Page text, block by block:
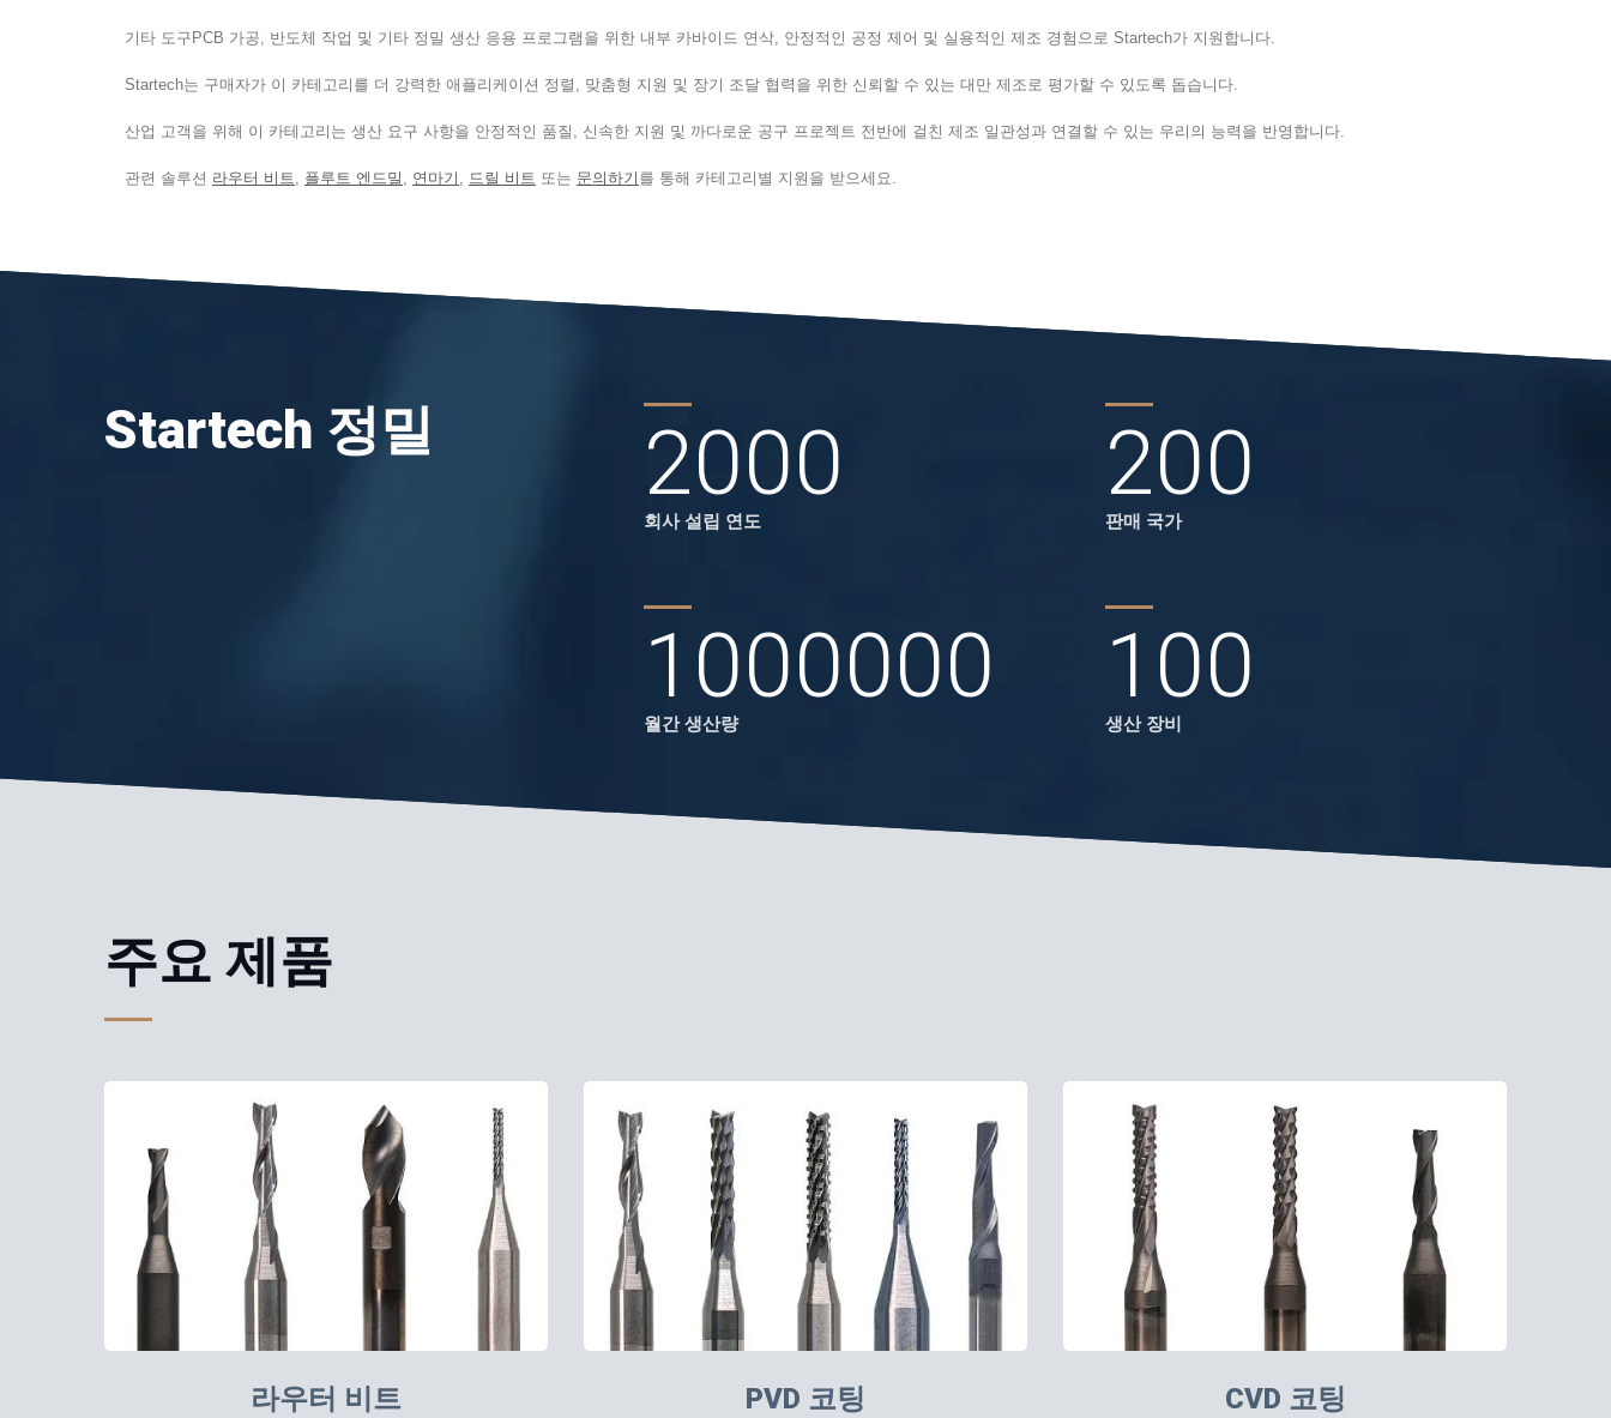
기타 도구PCB 가공, 반도체 작업 및 기타 정밀 생산 응용 프로그램을 위한 내부 카바이드 연삭, 안정적인 공정 제어 및 실용적인 제조 경험으로 Startech가 지원합니다.
Startech는 구매자가 이 카테고리를 더 강력한 애플리케이션 정렬, 맞춤형 지원 및 장기 조달 협력을 위한 신뢰할 수 있는 대만 제조로 평가할 수 있도록 돕습니다.
산업 고객을 위해 이 카테고리는 생산 요구 사항을 안정적인 품질, 신속한 지원 및 까다로운 공구 프로젝트 전반에 걸친 제조 일관성과 연결할 수 있는 우리의 능력을 반영합니다.
관련 솔루션 라우터 비트, 플루트 엔드밀 , 연마기 , 드릴 비트 또는 문의하기 를 통해 카테고리별 지원을 받으세요.
Startech 정밀 2000
회사 설립 연도
200
판매 국가
1000000
월간 생산량
100
생산 장비
주요 제품
라우터 비트 PVD 코팅 CVD 코팅